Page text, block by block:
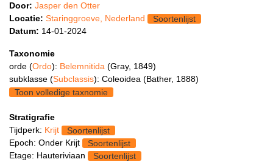
Door: Jasper den Otter
Locatie: Staringgroeve, Nederland
Soortenlijst
Datum: 14-01-2024
Taxonomie
orde (Ordo): Belemnitida (Gray, 1849)
subklasse (Subclassis): Coleoidea (Bather, 1888)
Toon volledige taxnomie
Stratigrafie
Tijdperk: Krijt
Soortenlijst
Epoch: Onder Krijt
Soortenlijst
Etage: Hauteriviaan
Soortenlijst